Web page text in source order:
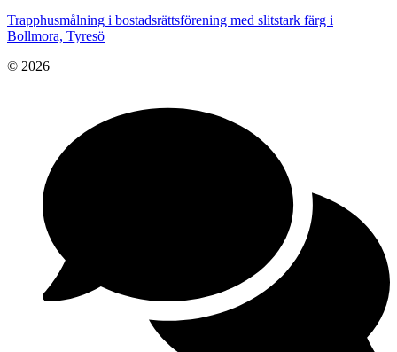
Trapphusmålning i bostadsrättsförening med slitstark färg i
Bollmora, Tyresö
© 2026